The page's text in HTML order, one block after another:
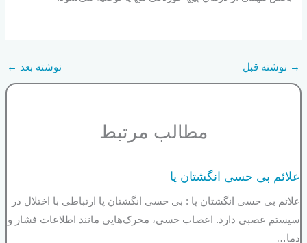
→ نوشته قبل نوشته بعد ←
مطالب مرتبط
علائم بی حسی انگشتان پا
علائم بی حسی انگشتان پا : بی حسی انگشتان پا ارتباطی با اختلال در
سیستم عصبی دارد. اعصاب حسی، محرک‌هایی مانند اطلاعات فشار و
دما…